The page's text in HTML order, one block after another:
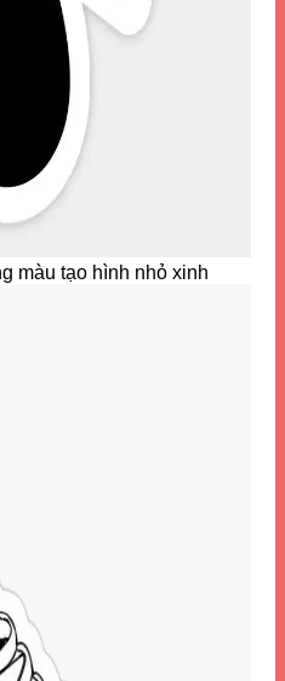
màu tạo hình nhỏ xinh